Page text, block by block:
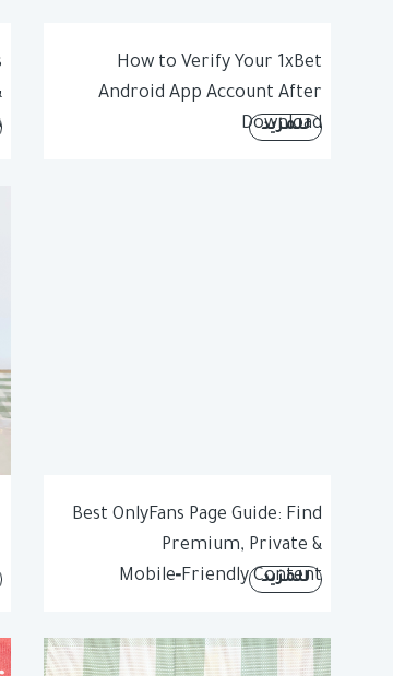
How to Verify Your 1xBet
Android App Account After
Download
للمزيد
Best OnlyFans Page Guide: Find
Premium, Private &
Mobile‑Friendly Content
للمزيد